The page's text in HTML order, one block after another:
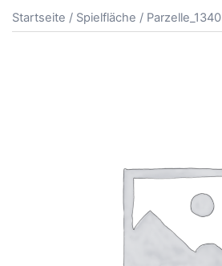
Startseite / Spielfläche / Parzelle_1340